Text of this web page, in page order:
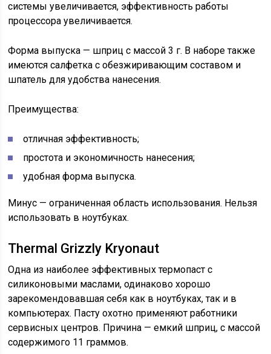
системы увеличивается, эффективность работы
процессора увеличивается.
Форма выпуска — шприц с массой 3 г. В наборе также
имеются салфетка с обезжиривающим составом и
шпатель для удобства нанесения.
Преимущества:
отличная эффективность;
простота и экономичность нанесения;
удобная форма выпуска.
Минус — ограниченная область использования. Нельзя
использовать в ноутбуках.
Thermal Grizzly Kryonaut
Одна из наиболее эффективных термопаст с
силиконовыми маслами, одинаково хорошо
зарекомендовавшая себя как в ноутбуках, так и в
компьютерах. Пасту охотно применяют работники
сервисных центров. Причина — емкий шприц, с массой
содержимого 11 граммов.